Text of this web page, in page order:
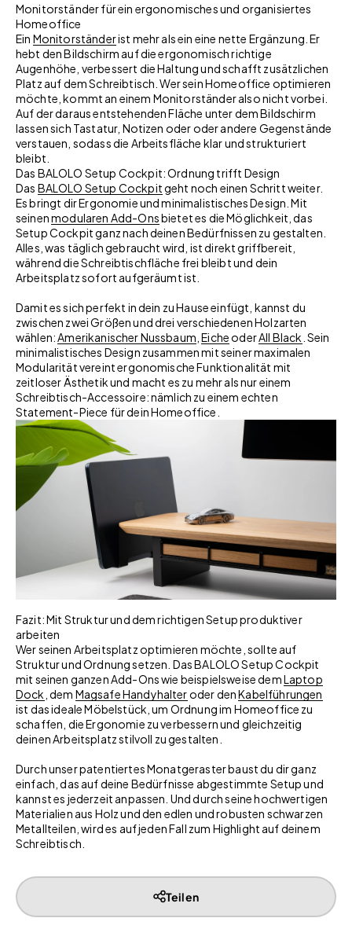
Monitorständer für ein ergonomisches und organisiertes
Homeoffice
Ein Monitorständerist mehr als ein eine nette Ergänzung. Er
hebt den Bildschirm auf die ergonomisch richtige
Augenhöhe, verbessert die Haltung und schafft zusätzlichen
Platz auf dem Schreibtisch. Wer sein Homeoffice optimieren
möchte, kommt an einem Monitorständer also nicht vorbei.
Auf der daraus entstehenden Fläche unter dem Bildschirm
lassen sich Tastatur, Notizen oder oder andere Gegenstände
verstauen, sodass die Arbeitsfläche klar und strukturiert
bleibt.
Das BALOLO Setup Cockpit: Ordnung trifft Design
Das BALOLO Setup Cockpitgeht noch einen Schritt weiter.
Es bringt dir Ergonomie und minimalistisches Design. Mit
seinenmodularen Add-Onsbietet es die Möglichkeit, das
Setup Cockpit ganz nach deinen Bedürfnissen zu gestalten.
Alles, was täglich gebraucht wird, ist direkt griffbereit,
während die Schreibtischfläche frei bleibt und dein
Arbeitsplatz sofort aufgeräumt ist.
Damit es sich perfekt in dein zu Hause einfügt, kannst du
zwischen zwei Größen und drei verschiedenen Holzarten
wählen:Amerikanischer Nussbaum ,EicheoderAll Black . Sein
minimalistisches Design zusammen mit seiner maximalen
Modularität vereint ergonomische Funktionalität mit
zeitloser Ästhetik und macht es zu mehr als nur einem
Schreibtisch-Accessoire: nämlich zu einem echten
Statement-Piece für dein Homeoffice.
Fazit: Mit Struktur und dem richtigen Setup produktiver
arbeiten
Wer seinen Arbeitsplatz optimieren möchte, sollte auf
Struktur und Ordnung setzen. Das BALOLO Setup Cockpit
mit seinen ganzen Add-Ons wie beispielsweise demLaptop
Dock , dem Magsafe Handyhalteroder denKabelführungen
ist das ideale Möbelstück, um Ordnung im Homeoffice zu
schaffen, die Ergonomie zu verbessern und gleichzeitig
deinen Arbeitsplatz stilvoll zu gestalten.
Durch unser patentiertes Monatgeraster baust du dir ganz
einfach, das auf deine Bedürfnisse abgestimmte Setup und
kannst es jederzeit anpassen. Und durch seine hochwertigen
Materialien aus Holz und den edlen und robusten schwarzen
Metallteilen, wird es auf jeden Fall zum Highlight auf deinem
Schreibtisch.
Teilen